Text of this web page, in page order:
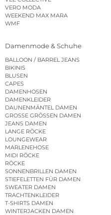
VERO MODA
WEEKEND MAX MARA
WMF
Damenmode & Schuhe
BALLOON / BARREL JEANS
BIKINIS
BLUSEN
CAPES
DAMENHOSEN
DAMENKLEIDER
DAUNENMÄNTEL DAMEN
GROSSE GRÖSSEN DAMEN
JEANS DAMEN
LANGE RÖCKE
LOUNGEWEAR
MARLENEHOSE
MIDI RÖCKE
RÖCKE
SONNENBRILLEN DAMEN
STIEFELETTEN FÜR DAMEN
SWEATER DAMEN
TRACHTENKLEIDER
T-SHIRTS DAMEN
WINTERJACKEN DAMEN